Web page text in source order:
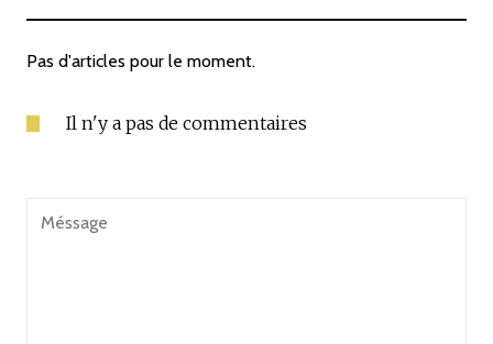
Pas d'articles pour le moment.
Il n'y a pas de commentaires